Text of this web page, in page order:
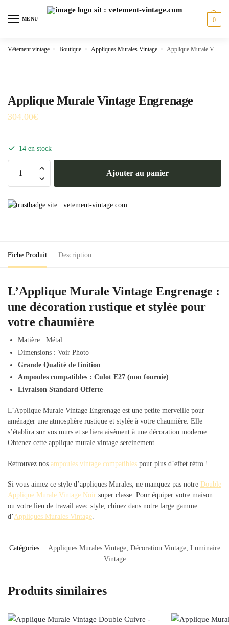
MENU 0
Vêtement vintage » Boutique » Appliques Murales Vintage » Applique Murale Vintage Engrenage
Applique Murale Vintage Engrenage
304.00€
14 en stock
Murale
Ajouter au panier
Fiche Produit Description
L’Applique Murale Vintage Engrenage :
une décoration rustique et stylée pour
votre chaumière
Matière : Métal
Dimensions : Voir Photo
Grande Qualité de finition
Ampoules compatibles : Culot E27 (non fournie)
Livraison Standard Offerte
L’Applique Murale Vintage Engrenage est une petite merveille pour
aménager une atmosphère rustique et stylée à votre chaumière. Elle
s’établira sur vos murs et se liera aisément à une décoration moderne.
Obtenez cette applique murale vintage sereinement.
Retrouvez nos ampoules vintage compatibles pour plus d’effet rétro !
Si vous aimez ce style d’appliques Murales, ne manquez pas notre Double
Applique Murale Vintage Noir super classe. Pour équiper votre maison
ou votre lieu de travail avec style, chinez dans notre large gamme
d’Appliques Murales Vintage.
Catégories : Appliques Murales Vintage, Décoration Vintage, Luminaire
Vintage
Produits similaires